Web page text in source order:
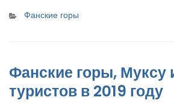
Categories
Фанские горы
Фанские горы, Муксу
туристов в 2019 году